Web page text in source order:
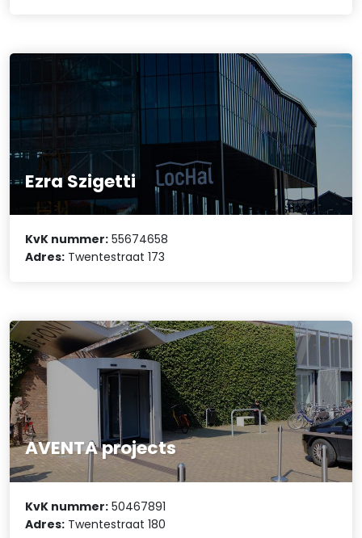
Ezra Szigetti
KvK nummer: 55674658
Adres: Twentestraat 173
AVENTA projects
KvK nummer: 50467891
Adres: Twentestraat 180